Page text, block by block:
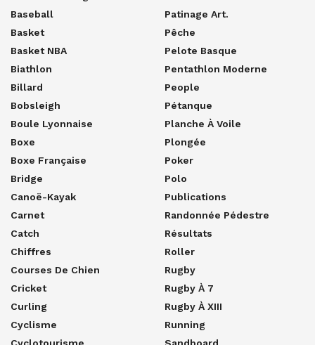
Baseball
Basket
Basket NBA
Biathlon
Billard
Bobsleigh
Boule Lyonnaise
Boxe
Boxe Française
Bridge
Canoë-Kayak
Carnet
Catch
Chiffres
Courses De Chien
Cricket
Curling
Cyclisme
Cyclotourisme
Patinage Art.
Pêche
Pelote Basque
Pentathlon Moderne
People
Pétanque
Planche À Voile
Plongée
Poker
Polo
Publications
Randonnée Pédestre
Résultats
Roller
Rugby
Rugby À 7
Rugby À XIII
Running
Sandboard